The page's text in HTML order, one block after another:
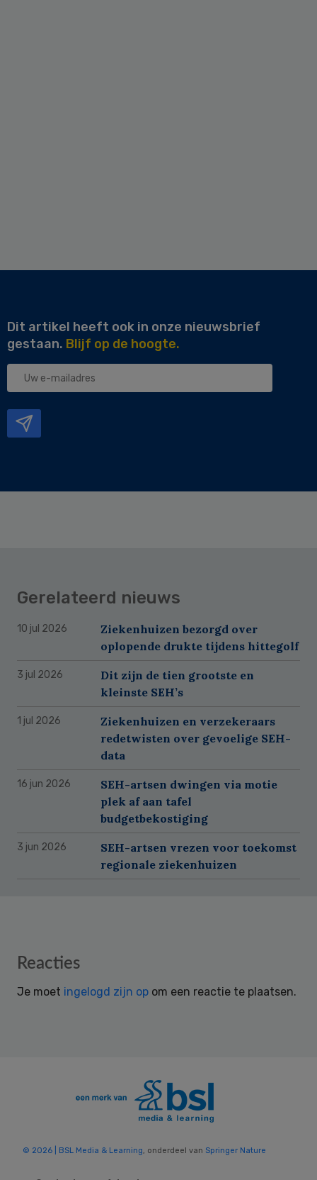
Dit artikel heeft ook in onze nieuwsbrief
gestaan. Blijf op de hoogte.
Uw
Gerelateerd nieuws
10 jul 2026
Ziekenhuizen bezorgd over
oplopende drukte tijdens hittegolf
3 jul 2026
Dit zijn de tien grootste en
kleinste SEH’s
1 jul 2026
Ziekenhuizen en verzekeraars
redetwisten over gevoelige SEH-
data
16 jun 2026
SEH-artsen dwingen via motie
plek af aan tafel
budgetbekostiging
3 jun 2026
SEH-artsen vrezen voor toekomst
regionale ziekenhuizen
Reader
Reacties
Je moet ingelogd zijn op om een reactie te plaatsen.
© 2026 | BSL Media & Learning, onderdeel van Springer Nature